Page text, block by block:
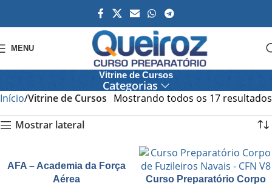
MENU
Vitrine de Cursos
Categorias
Início Vitrine de Cursos Mostrando todos os 17 resultados
Mostrar lateral
AFA – Academia da Força
Aérea
Curso Preparatório Corpo